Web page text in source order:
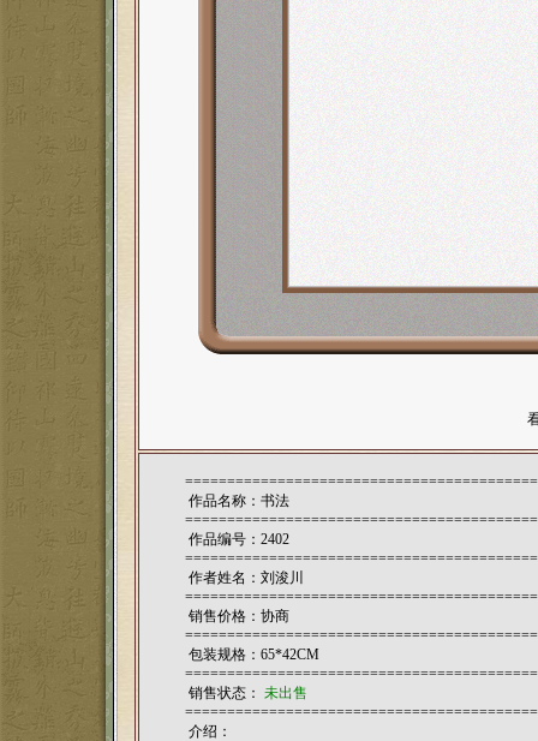
作品名称：书法
作品编号：2402
作者姓名： 刘浚川
销售价格：协商
包装规格：65*42CM
销售状态： 未出售
介绍：